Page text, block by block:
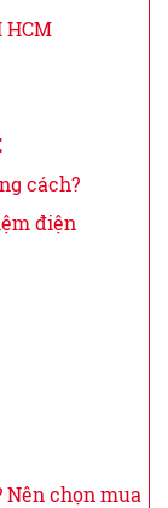
HCM
cách?
điện
Nên chọn mua